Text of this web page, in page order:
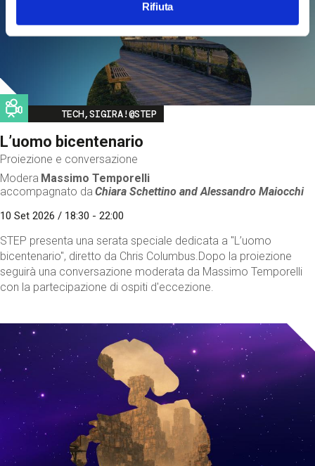
Rifiuta
Image
TECH,SIGIRA!@STEP
L’uomo bicentenario
Proiezione e conversazione
Modera Massimo Temporelli
accompagnato da Chiara Schettino andAlessandro Maiocchi
10 Set 2026 / 18:30 - 22:00
STEP presenta una serata speciale dedicata a "L’uomo
bicentenario", diretto da Chris Columbus.Dopo la proiezione
seguirà una conversazione moderata da Massimo Temporelli
con la partecipazione di ospiti d'eccezione.